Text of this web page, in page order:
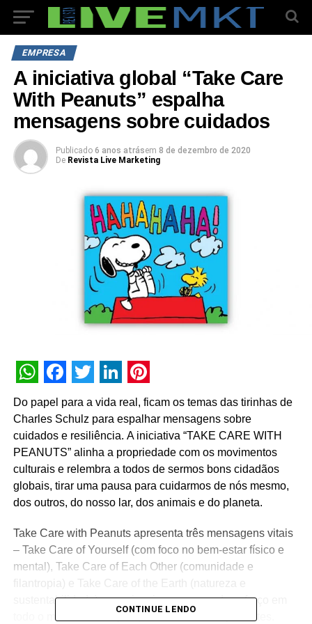
EMPRESA
A iniciativa global “Take Care
With Peanuts” espalha
mensagens sobre cuidados
Publicado 6 anos atrásem 8 de dezembro de 2020
De Revista Live Marketing
WhatsApp
Facebook
Twitter
LinkedIn
Pinterest
Do papel para a vida real, ficam os temas das tirinhas de
Charles Schulz para espalhar mensagens sobre
cuidados e resiliência. A iniciativa “TAKE CARE WITH
PEANUTS” alinha a propriedade com os movimentos
culturais e relembra a todos de sermos bons cidadãos
globais, tirar uma pausa para cuidarmos de nós mesmo,
dos outros, do nosso lar, dos animais e do planeta.
Take Care with Peanuts apresenta três mensagens vitais
– Take Care of Yourself (com foco no bem-estar físico e
mental), Take Care of Each Other (comunidade e
filantropia) e Take Care of the Earth (natureza e
sustentabilidade) – que inspiram um grande esforço em
todo o mundo filantrópico, entre outros componentes.
CONTINUE LENDO